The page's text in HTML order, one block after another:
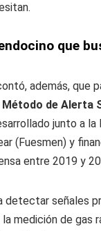
que
además, que
Método de Alerta
junto a la
(Fuesmen) y
entre 2019 y
detectar señales
medición de gas